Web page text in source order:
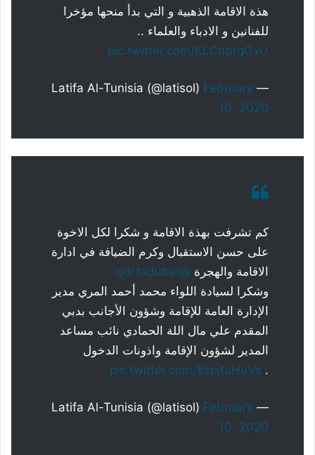
هذة الاقامة الذهبية و التي بدأ منحها مؤخرا
للفنانين و الادباء والعلماء ..
pic.twitter.com/KLCnbrqGxU
— Latifa Al-Tunisia (@latisol)
February
10, 2020
كم تشرفت بهذة الاقامة و شكرا لكل الاخوة
على حسن الاستقبال وكرم الضيافة في ادارة
الاقامة والهجرة @gdrfadubai
وشكرا لسيادة اللواء محمد أحمد المري مدير
الإدارة العامة للإقامة وشؤون الأجانب بدبي
المقدم علي مال اللة الحمادي نائب مساعد
المدير لشؤون الإقامة واذونات الدخول
.
pic.twitter.com/8zpjtuHuVs
— Latifa Al-Tunisia (@latisol)
February
10, 2020